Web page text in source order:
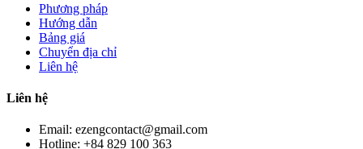
Phương pháp
Hướng dẫn
Bảng giá
Chuyển địa chỉ
Liên hệ
Liên hệ
Email: ezengcontact@gmail.com
Hotline: +84 829 100 363